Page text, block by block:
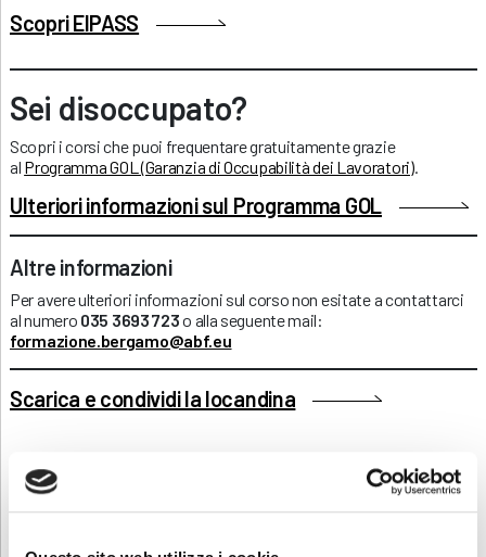
Scopri EIPASS
Sei disoccupato?
Scopri i corsi che puoi frequentare gratuitamente grazie
al Programma GOL (Garanzia di Occupabilità dei Lavoratori).
Ulteriori informazioni sul Programma GOL
Altre informazioni
Per avere ulteriori informazioni sul corso non esitate a contattarci
al numero 035 3693 723o alla seguente mail:
formazione.bergamo@abf.eu
Scarica e condividi la locandina